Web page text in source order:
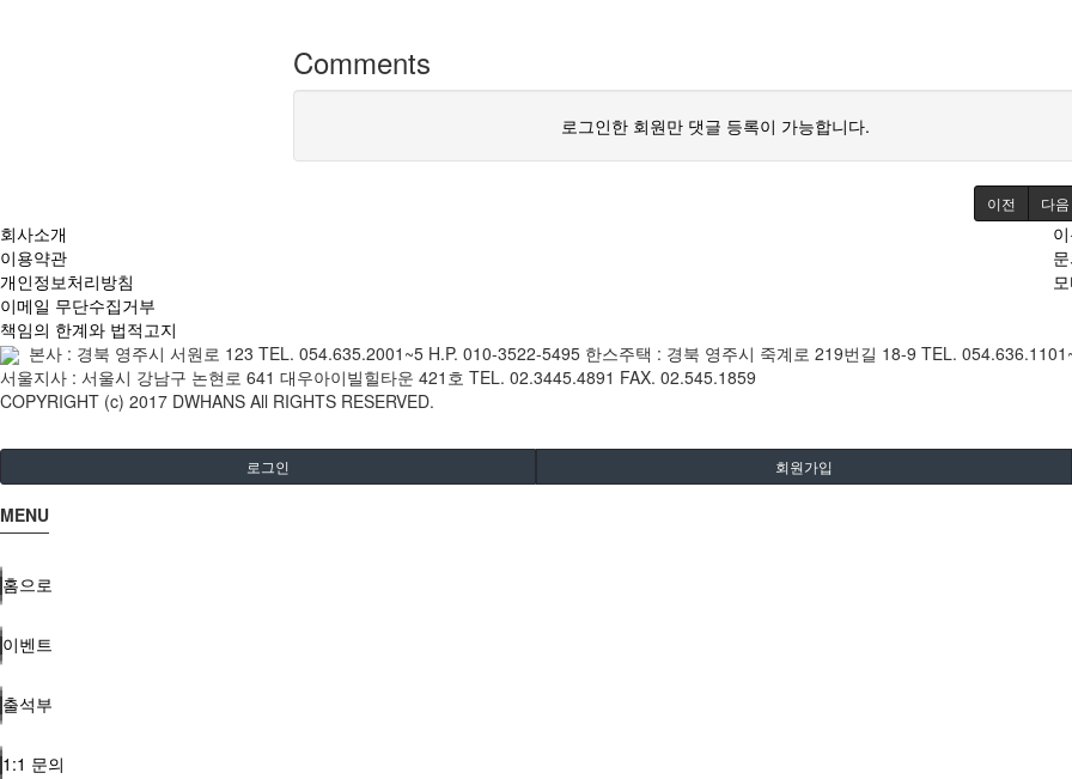
Comments
로그인한 회원만 댓글 등록이 가능합니다.
이전 다음
회사소개
이용약관
개인정보처리방침
이메일 무단수집거부
책임의 한계와 법적고지
본사 : 경북 영주시 서원로 123 TEL. 054.635.2001~5 H.P. 010-3522-5495 한스주택 : 경북 영주시 죽계로 219번길 18-9 TEL.
서울지사 : 서울시 강남구 논현로 641 대우아이빌힐타운 421호 TEL. 02.3445.4891 FAX. 02.545.1859
COPYRIGHT (c) 2017 DWHANS All RIGHTS RESERVED.
로그인 회원가입
MENU
홈으로
이벤트
출석부
1:1 문의